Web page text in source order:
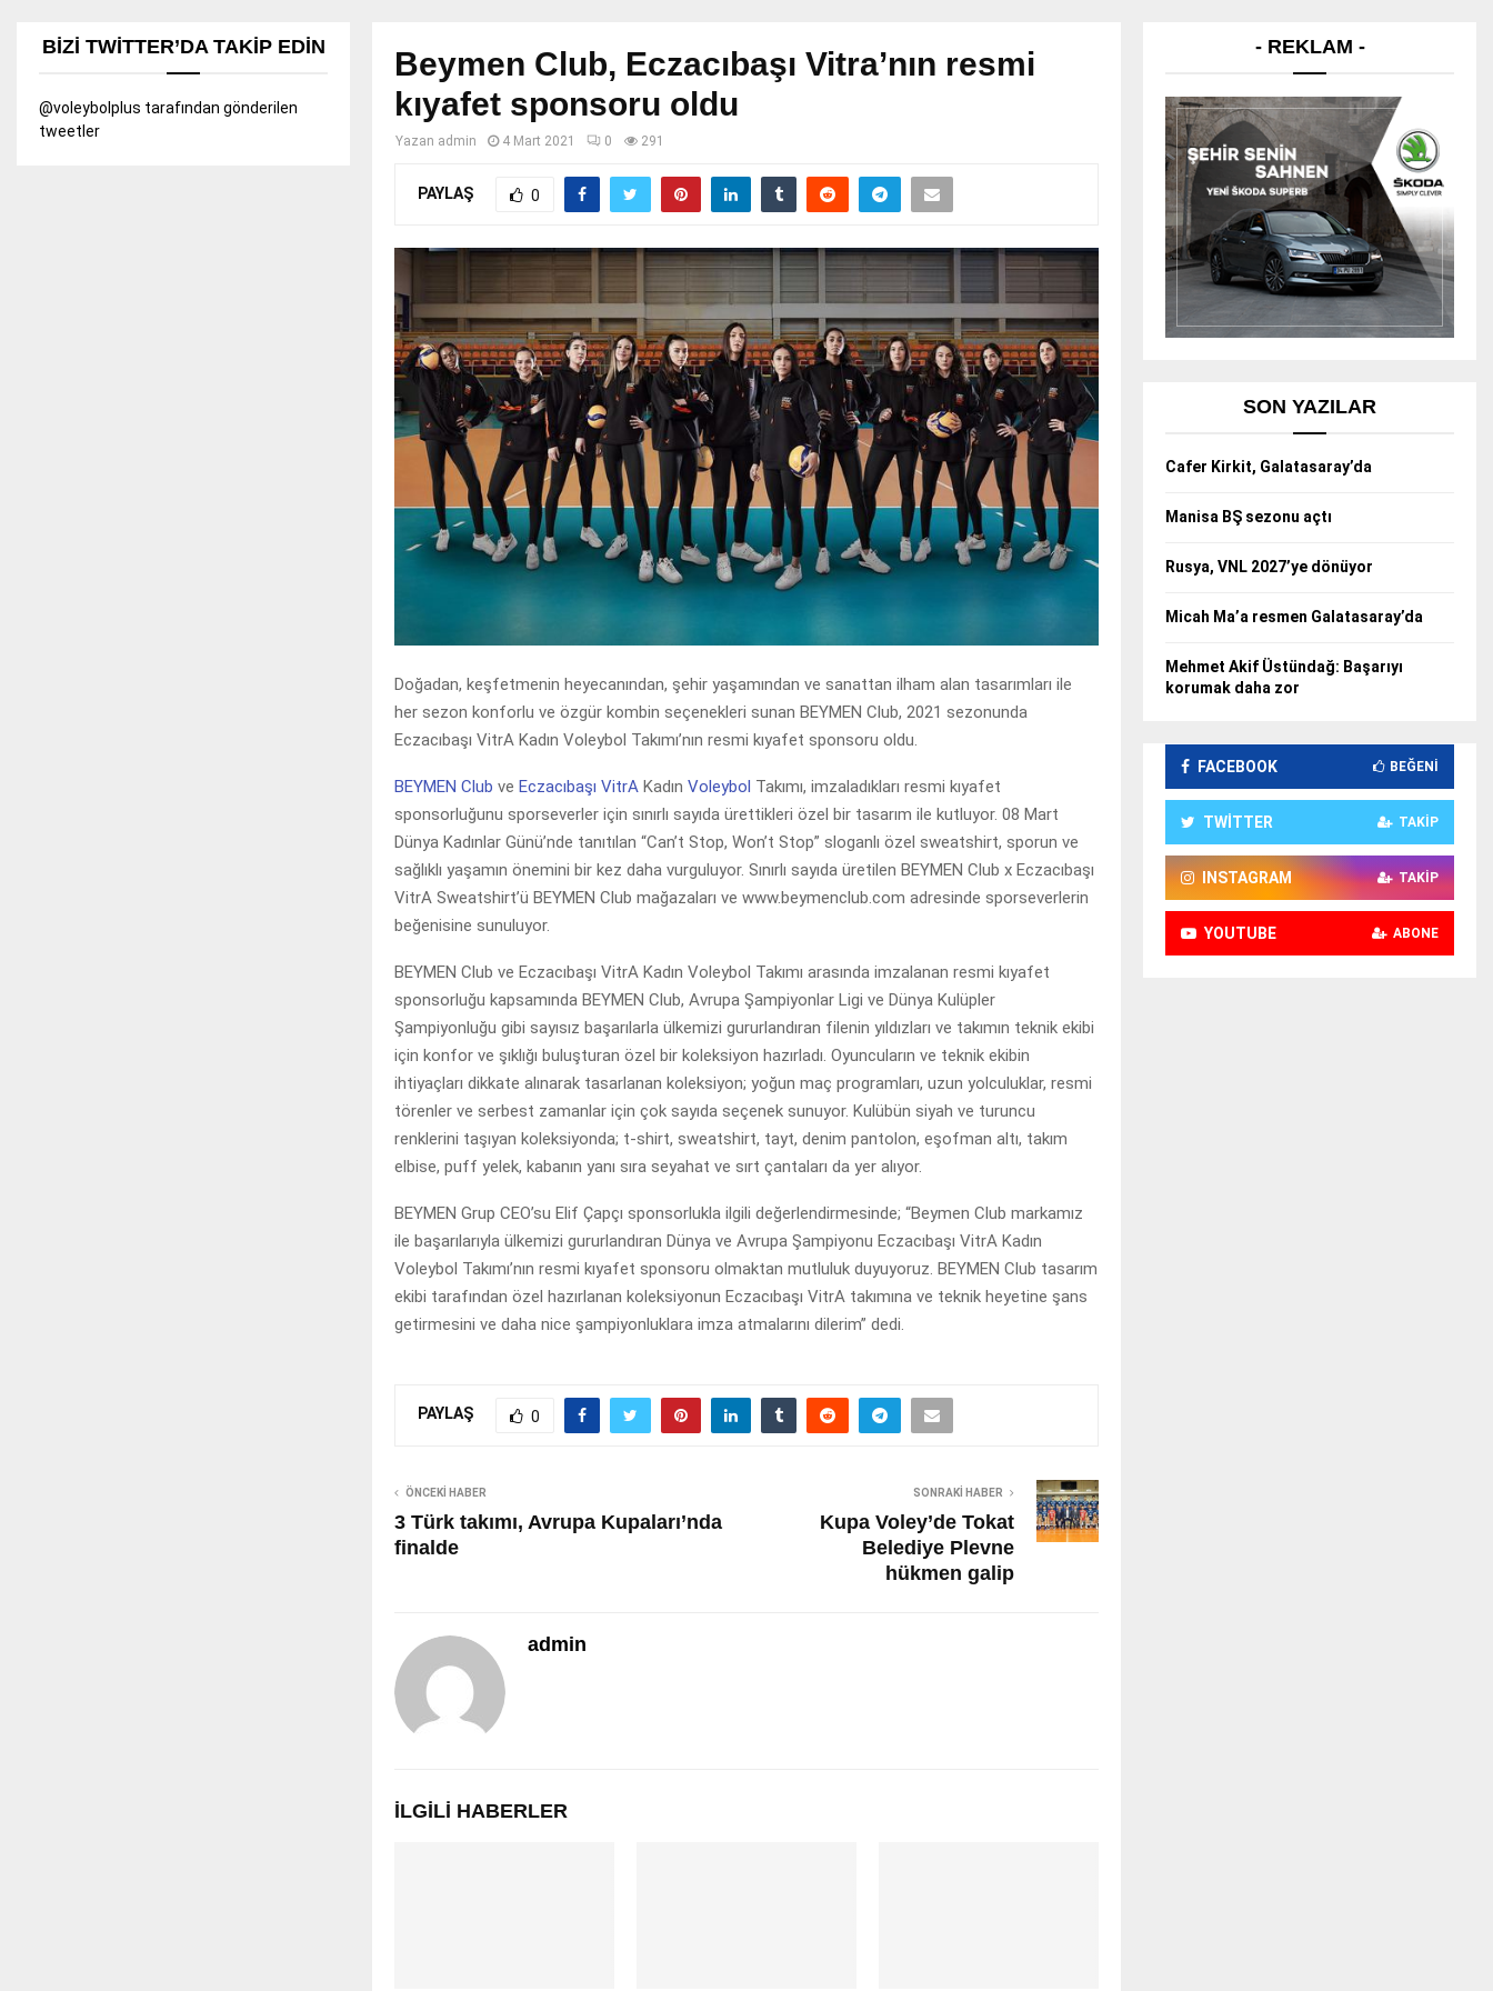
Beymen Club, Eczacıbaşı Vitra’nın resmi
kıyafet sponsoru oldu
Yazan admin 4 Mart 2021 0 291
PAYLAŞ 0
Doğadan, keşfetmenin heyecanından, şehir yaşamından ve sanattan ilham alan tasarımları ile
her sezon konforlu ve özgür kombin seçenekleri sunan BEYMEN Club, 2021 sezonunda
Eczacıbaşı VitrA Kadın Voleybol Takımı’nın resmi kıyafet sponsoru oldu.
BEYMEN Club ve Eczacıbaşı VitrA Kadın Voleybol Takımı, imzaladıkları resmi kıyafet
sponsorluğunu sporseverler için sınırlı sayıda ürettikleri özel bir tasarım ile kutluyor. 08 Mart
Dünya Kadınlar Günü’nde tanıtılan “Can’t Stop, Won’t Stop” sloganlı özel sweatshirt, sporun ve
sağlıklı yaşamın önemini bir kez daha vurguluyor. Sınırlı sayıda üretilen BEYMEN Club x Eczacıbaşı
VitrA Sweatshirt’ü BEYMEN Club mağazaları ve www.beymenclub.com adresinde sporseverlerin
beğenisine sunuluyor.
BEYMEN Club ve Eczacıbaşı VitrA Kadın Voleybol Takımı arasında imzalanan resmi kıyafet
sponsorluğu kapsamında BEYMEN Club, Avrupa Şampiyonlar Ligi ve Dünya Kulüpler
Şampiyonluğu gibi sayısız başarılarla ülkemizi gururlandıran filenin yıldızları ve takımın teknik ekibi
için konfor ve şıklığı buluşturan özel bir koleksiyon hazırladı. Oyuncuların ve teknik ekibin
ihtiyaçları dikkate alınarak tasarlanan koleksiyon; yoğun maç programları, uzun yolculuklar, resmi
törenler ve serbest zamanlar için çok sayıda seçenek sunuyor. Kulübün siyah ve turuncu
renklerini taşıyan koleksiyonda; t-shirt, sweatshirt, tayt, denim pantolon, eşofman altı, takım
elbise, puff yelek, kabanın yanı sıra seyahat ve sırt çantaları da yer alıyor.
BEYMEN Grup CEO’su Elif Çapçı sponsorlukla ilgili değerlendirmesinde; “Beymen Club markamız
ile başarılarıyla ülkemizi gururlandıran Dünya ve Avrupa Şampiyonu Eczacıbaşı VitrA Kadın
Voleybol Takımı’nın resmi kıyafet sponsoru olmaktan mutluluk duyuyoruz. BEYMEN Club tasarım
ekibi tarafından özel hazırlanan koleksiyonun Eczacıbaşı VitrA takımına ve teknik heyetine şans
getirmesini ve daha nice şampiyonluklara imza atmalarını dilerim” dedi.
PAYLAŞ 0
ÖNCEKI HABER
3 Türk takımı, Avrupa Kupaları’nda
finalde
SONRAKI HABER
Kupa Voley’de Tokat
Belediye Plevne
hükmen galip
admin
İLGILI HABERLER
BIZI TWITTER’DA TAKIP EDIN
@voleybolplus tarafından gönderilen
tweetler
- REKLAM -
SON YAZILAR
Cafer Kirkit, Galatasaray’da
Manisa BŞ sezonu açtı
Rusya, VNL 2027’ye dönüyor
Micah Ma’a resmen Galatasaray’da
Mehmet Akif Üstündağ: Başarıyı
korumak daha zor
FACEBOOK BEĞENI
TWITTER TAKIP
INSTAGRAM TAKIP
YOUTUBE ABONE